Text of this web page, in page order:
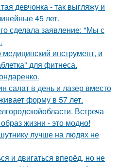
девчонка - так выгляжу и
45 лет.
сделала заявление: "Мы с
инструмент, и
для фитнеса.
салат в день и лазер вместо
форму в 57 лет.
Встреча
жизни - это модно!
лучше на людях не
и двигаться вперёд, но не